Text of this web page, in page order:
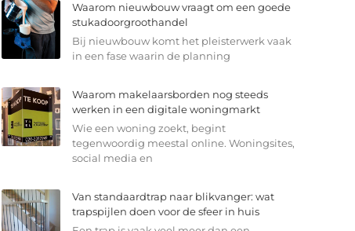
Waarom nieuwbouw vraagt om een goede
stukadoorgroothandel
Bij nieuwbouw komt het pleisterwerk vaak
in een fase waarin de planning
Waarom makelaarsborden nog steeds
werken in een digitale woningmarkt
Wie een woning zoekt, begint
tegenwoordig meestal online. Woningsites,
social media en
Van standaardtrap naar blikvanger: wat
trapspijlen doen voor de sfeer in huis